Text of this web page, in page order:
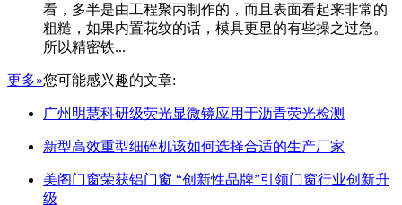
看，多半是由工程聚丙制作的，而且表面看起来非常的
粗糙，如果内置花纹的话，模具更显的有些操之过急。
所以精密铁...
更多»您可能感兴趣的文章:
广州明慧科研级荧光显微镜应用于沥青荧光检测
新型高效重型细碎机该如何选择合适的生产厂家
美阁门窗荣获铝门窗 “创新性品牌”引领门窗行业创新升
级